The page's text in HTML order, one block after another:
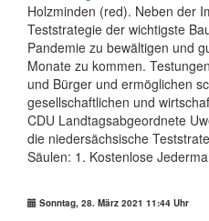
Holzminden (red). Neben der
Teststrategie der wichtigste
Pandemie zu bewältigen und
Monate zu kommen.
und Bürger und ermöglichen
gesellschaftlichen und
CDU Landtagsabgeordnete
die niedersächsische
Säulen: 1. Kostenlose
Sonntag, 28. März 2021 11:44 Uhr